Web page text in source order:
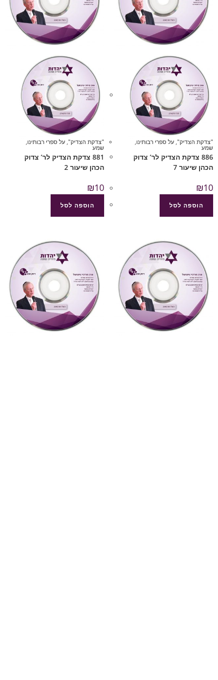
"צדקת הצדיק",על ספרי רבותינו,
שמע
886 צדקת הצדיק לר’ צדוק
הכהן שיעור 7
₪10
הוספה לסל
"צדקת הצדיק",על ספרי רבותינו,
שמע
881 צדקת הצדיק לר’ צדוק
הכהן שיעור 2
₪10
הוספה לסל